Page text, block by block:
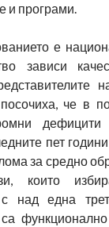
и програми.
е
зависи
че в
дефицити
пет
за средно
които
над една
са